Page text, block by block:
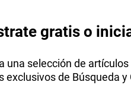
gratis o
una selección de
exclusivos de Búsqueda y